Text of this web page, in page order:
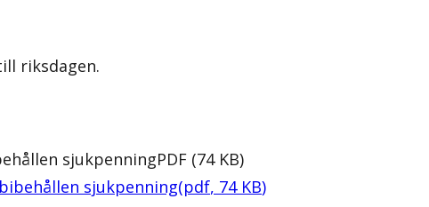
riksdagen.
sjukpenningPDF (74 KB)
sjukpenning(pdf, 74 KB)